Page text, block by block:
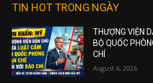
TIN HOT TRONG NGÀY
THƯỢNG VIỆN
BỘ QUỐC
CHÍ
August 6, 2026